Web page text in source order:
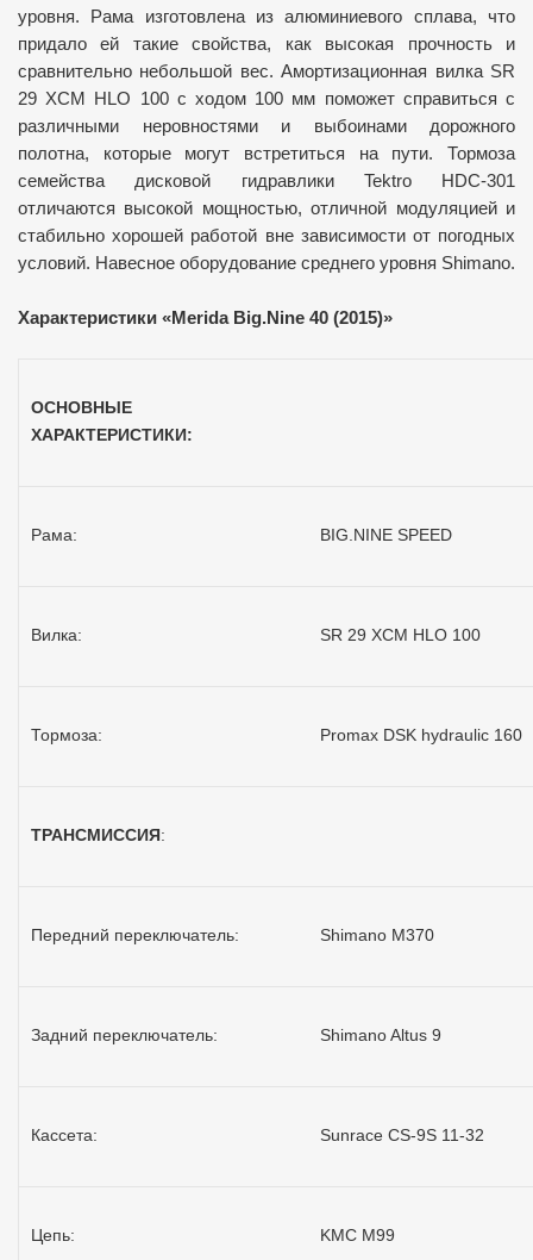
уровня. Рама изготовлена из алюминиевого сплава, что
придало ей такие свойства, как высокая прочность и
сравнительно небольшой вес. Амортизационная вилка SR
29 XCM HLO 100 с ходом 100 мм поможет справиться с
различными неровностями и выбоинами дорожного
полотна, которые могут встретиться на пути. Тормоза
семейства дисковой гидравлики Tektro HDC-301
отличаются высокой мощностью, отличной модуляцией и
стабильно хорошей работой вне зависимости от погодных
условий. Навесное оборудование среднего уровня Shimano.
Характеристики «Merida Big.Nine 40 (2015)»
ОСНОВНЫЕ
ХАРАКТЕРИСТИКИ:
Рама: BIG.NINE SPEED
Вилка: SR 29 XCM HLO 100
Тормоза: Promax DSK hydraulic 160
ТРАНСМИССИЯ:
Передний переключатель: Shimano M370
Задний переключатель: Shimano Altus 9
Кассета: Sunrace CS-9S 11-32
Цепь: KMC M99